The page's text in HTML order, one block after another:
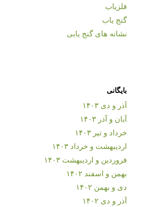
فلزیاب
گنج یاب
نشانه های گنج یابی
بایگانی
آذر و دی ۱۴۰۳
آبان و آذر ۱۴۰۳
خرداد و تیر ۱۴۰۳
اردیبهشت و خرداد ۱۴۰۳
فروردین و اردیبهشت ۱۴۰۳
بهمن و اسفند ۱۴۰۲
دی و بهمن ۱۴۰۲
آذر و دی ۱۴۰۲